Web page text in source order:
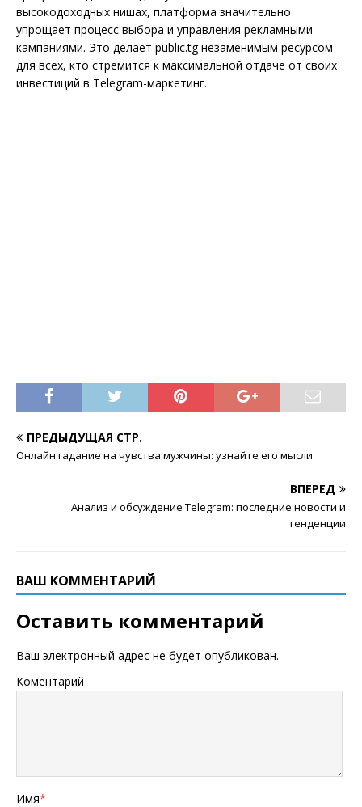
высокодоходных нишах, платформа значительно
упрощает процесс выбора и управления рекламными
кампаниями. Это делает public.tg незаменимым ресурсом
для всех, кто стремится к максимальной отдаче от своих
инвестиций в Telegram-маркетинг.
ПРЕДЫДУЩАЯ СТР.
Онлайн гадание на чувства мужчины: узнайте его мысли
ВПЕРЁД
Анализ и обсуждение Telegram: последние новости и
тенденции
ВАШ КОММЕНТАРИЙ
Оставить комментарий
Ваш электронный адрес не будет опубликован.
Коментарий
Имя*